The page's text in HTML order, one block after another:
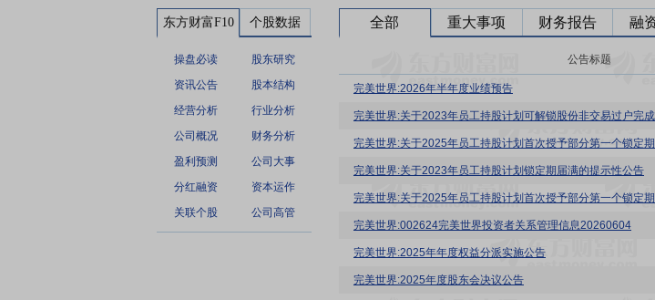
东方财富F10 个股数据
操盘必读
股东研究
资讯公告
股本结构
经营分析
行业分析
公司概况
财务分析
盈利预测
公司大事
分红融资
资本运作
关联个股
公司高管
全部 重大事项 财务报告 融
公告标题
完美世界:2026年半年度业绩预告
完美世界:关于2023年员工持股计划可解锁股份非交易过户完
完美世界:关于2025年员工持股计划首次授予部分第一个锁定
完美世界:关于2023年员工持股计划锁定期届满的提示性公告
完美世界:关于2025年员工持股计划首次授予部分第一个锁定
完美世界:002624完美世界投资者关系管理信息20260604
完美世界:2025年年度权益分派实施公告
完美世界:2025年度股东会决议公告